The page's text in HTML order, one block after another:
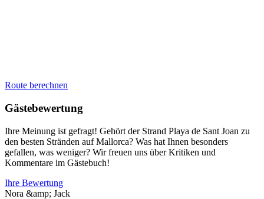
Route berechnen
Gästebewertung
Ihre Meinung ist gefragt! Gehört der Strand Playa de Sant Joan zu
den besten Stränden auf Mallorca? Was hat Ihnen besonders
gefallen, was weniger? Wir freuen uns über Kritiken und
Kommentare im Gästebuch!
Ihre Bewertung
Nora &amp; Jack